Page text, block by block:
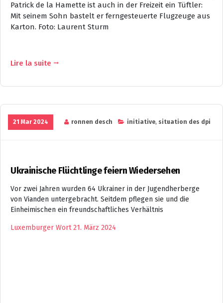
Patrick de la Hamette ist auch in der Freizeit ein Tüftler:
Mit seinem Sohn bastelt er ferngesteuerte Flugzeuge aus
Karton. Foto: Laurent Sturm
Lire la suite
21 Mar 2024 ronnen desch initiative, situation des dpi
Ukrainische Flüchtlinge feiern Wiedersehen
Vor zwei Jahren wurden 64 Ukrainer in der Jugendherberge
von Vianden untergebracht. Seitdem pflegen sie und die
Einheimischen ein freundschaftliches Verhältnis
Luxemburger Wort 21. März 2024